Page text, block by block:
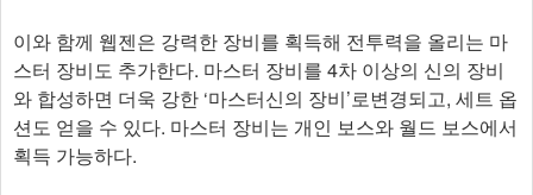
이와 함께 웹젠은 강력한 장비를 획득해 전투력을 올리는 마
스터 장비도 추가한다. 마스터 장비를 4차 이상의 신의 장비
와 합성하면 더욱 강한 ‘마스터신의 장비’로변경되고, 세트 옵
션도 얻을 수 있다. 마스터 장비는 개인 보스와 월드 보스에서
획득 가능하다.